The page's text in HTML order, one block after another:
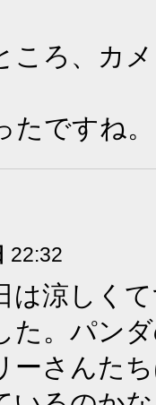
ころ、カ
たですね。
22:32
涼しく
た。パン
ーさんた